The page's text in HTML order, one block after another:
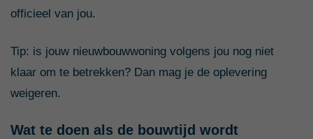
officieel van jou.
Tip: is jouw nieuwbouwwoning volgens jou nog niet
klaar om te betrekken? Dan mag je de oplevering
weigeren.
Wat te doen als de bouwtijd wordt